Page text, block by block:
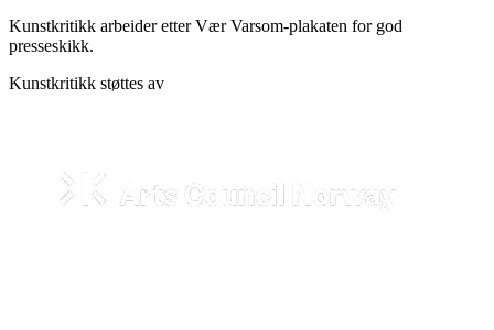
Kunstkritikk arbeider etter Vær Varsom-plakaten for god
presseskikk.
Kunstkritikk støttes av